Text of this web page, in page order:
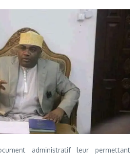
administratif leur permettant